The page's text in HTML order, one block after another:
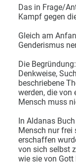
Das in Frage/
Kampf gegen
Gleich am
Genderismus
Die
Denkweise,
beschriebene
werden, die von
Mensch muss
In Aldanas
Mensch nur frei
erschaffen
von sich selbst
wie sie von Gott